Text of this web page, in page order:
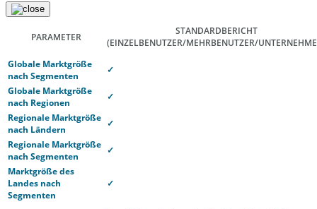
PARAMETER
STANDARDBERICHT
(EINZELBENUTZER/MEHRBENUTZER/
Globale Marktgröße
nach Segmenten
✓
Globale Marktgröße
nach Regionen
✓
Regionale Marktgröße
nach Ländern
✓
Regionale Marktgröße
nach Segmenten
✓
Marktgröße des
Landes nach
Segmenten
✓